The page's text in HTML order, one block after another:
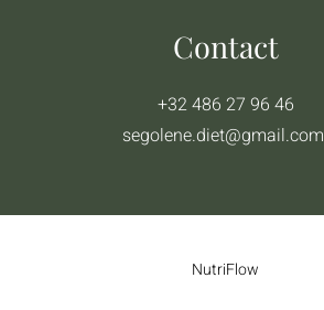
Contact
+32 486 27 96 46
segolene.diet@gmail.com
NutriFlow